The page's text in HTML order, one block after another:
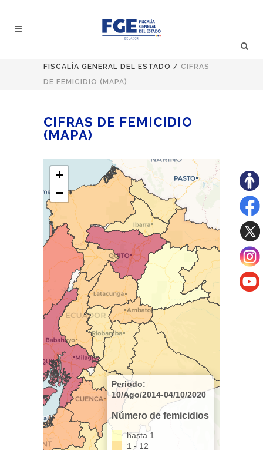
FISCALÍA GENERAL DEL ESTADO / CIFRAS
DE FEMICIDIO (MAPA)
CIFRAS DE FEMICIDIO
(MAPA)